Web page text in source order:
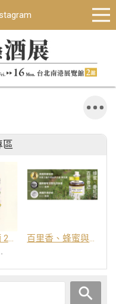
區
法國青核桃酒 25% 百里香、蜂蜜與番紅花酒